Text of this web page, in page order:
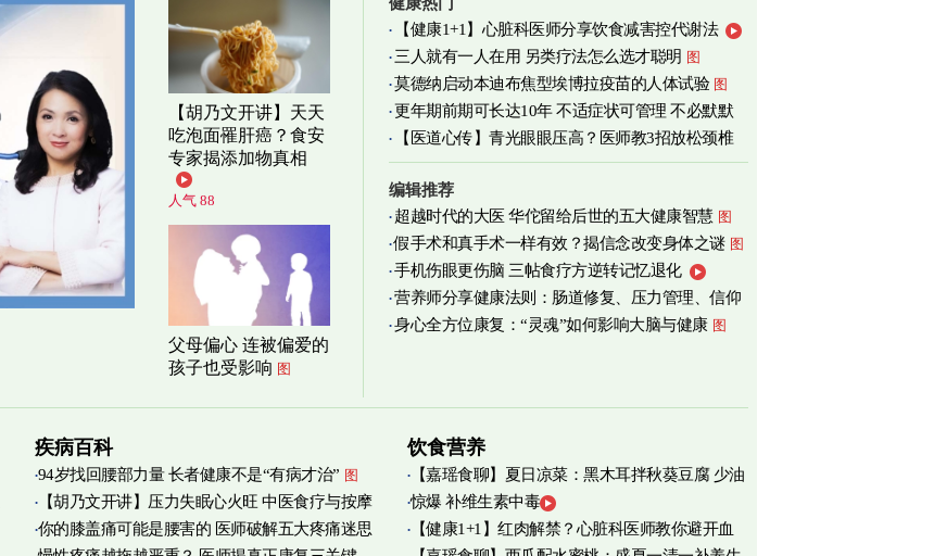
【胡乃文开讲】天天
吃泡面罹肝癌？食安
专家揭添加物真相
人气 88
父母偏心 连被偏爱的
孩子也受影响 图
【健康1+1】心脏科医师分享饮食减害控代谢法
三人就有一人在用 另类疗法怎么选才聪明 图
莫德纳启动本迪布焦型埃博拉疫苗的人体试验 图
更年期前期可长达10年 不适症状可管理 不必默默
忍受 图
【医道心传】青光眼眼压高？医师教3招放松颈椎
图
编辑推荐
超越时代的大医 华佗留给后世的五大健康智慧 图
假手术和真手术一样有效？揭信念改变身体之谜 图
手机伤眼更伤脑 三帖食疗方逆转记忆退化
营养师分享健康法则：肠道修复、压力管理、信仰
实践 图
身心全方位康复：“灵魂”如何影响大脑与健康 图
疾病百科
94岁找回腰部力量 长者健康不是“有病才治” 图
【胡乃文开讲】压力失眠心火旺 中医食疗与按摩
自救
你的膝盖痛可能是腰害的 医师破解五大疼痛迷思
饮食营养
【嘉瑶食聊】夏日凉菜：黑木耳拌秋葵豆腐 少油
烟清爽养心 图
惊爆 补维生素中毒
【健康1+1】红肉解禁？心脏科医师教你避开血